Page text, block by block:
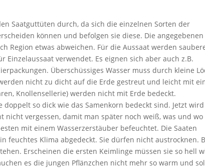
Saatguttüten durch, da sich die einzelnen Sorten der
können und befolgen sie diese. Die angegebenen
Region etwas abweichen. Für die Aussaat werden
Einzelaussaat verwendet. Es eignen sich aber auch z.B.
Überschüssiges Wasser muss durch kleine
nicht zu dicht auf die Erde gestreut und leicht mit
Knollensellerie) werden nicht mit Erde bedeckt.
so dick wie das Samenkorn bedeckt sind. Jetzt
nicht vergessen, damit man später noch weiß, was und wo
mit einem Wasserzerstäuber befeuchtet. Die Saaten
feuchtes Klima abgedeckt. Sie dürfen nicht austrocknen.
Erscheinen die ersten Keimlinge müssen sie so hell
es die jungen Pflänzchen nicht mehr so warm und